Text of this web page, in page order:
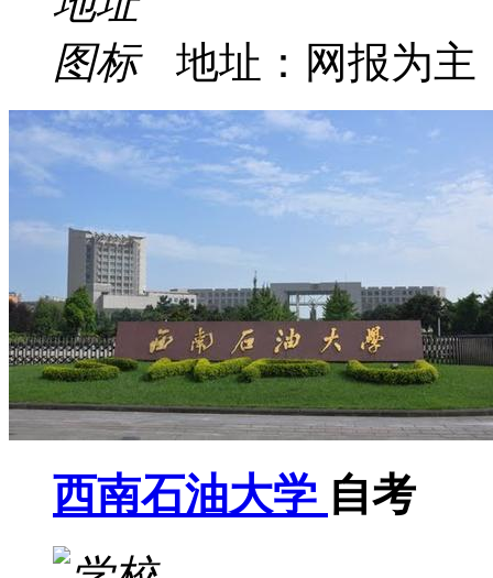
地址：网报为主
西南石油大学 自考